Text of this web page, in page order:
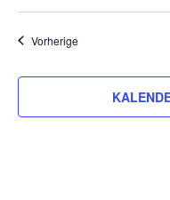
Datum
wählen.
VorherigeVeranstaltungen